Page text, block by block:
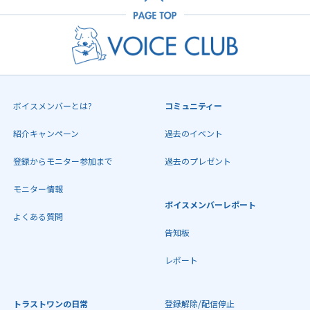
ボイスメンバーとは?
紹介キャンペーン
登録からモニター参加まで
モニター情報
よくある質問
コミュニティー
過去のイベント
過去のプレゼント
ボイスメンバーレポート
告知板
レポート
トラストワンの日常 登録解除/配信停止